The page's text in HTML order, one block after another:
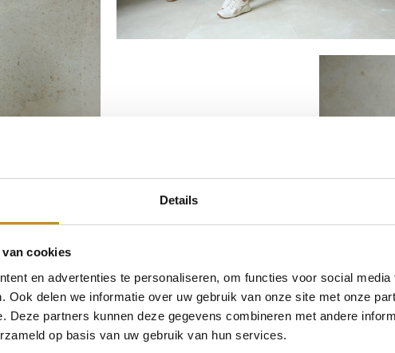
Details
cookies
en advertenties te personaliseren, om functies voor social media
Ook delen we informatie over uw gebruik van onze site met onze
Deze partners kunnen deze gegevens combineren met andere
op basis van uw gebruik van hun services.